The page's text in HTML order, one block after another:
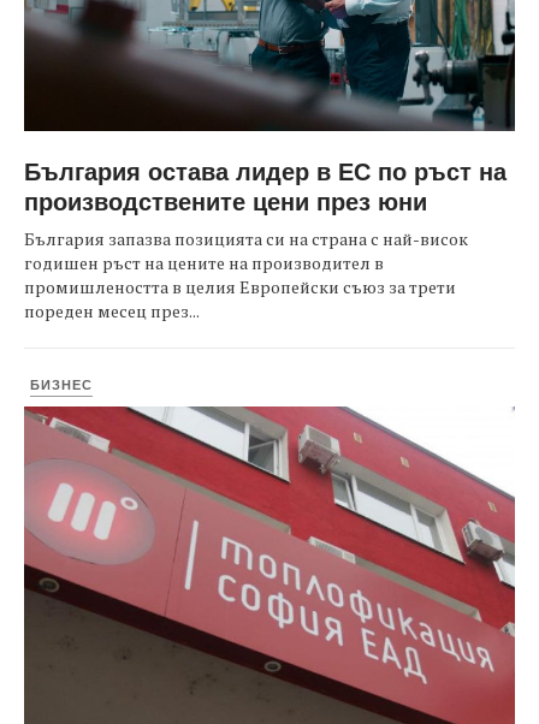
България остава лидер в ЕС по ръст на
производствените цени през юни
България запазва позицията си на страна с най-висок
годишен ръст на цените на производител в
промишлеността в целия Европейски съюз за трети
пореден месец през...
БИЗНЕС